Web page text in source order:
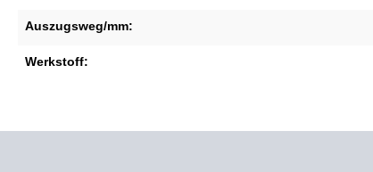
Auszugsweg/mm:
Werkstoff: